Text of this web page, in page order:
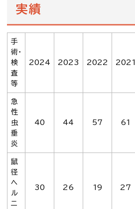
実績
手
術・
検
査
等
2024 2023 2022 2021
急
性
虫
垂
炎
40 44 57 61
鼠
径
ヘ
ル
ニ
30 26 19 27